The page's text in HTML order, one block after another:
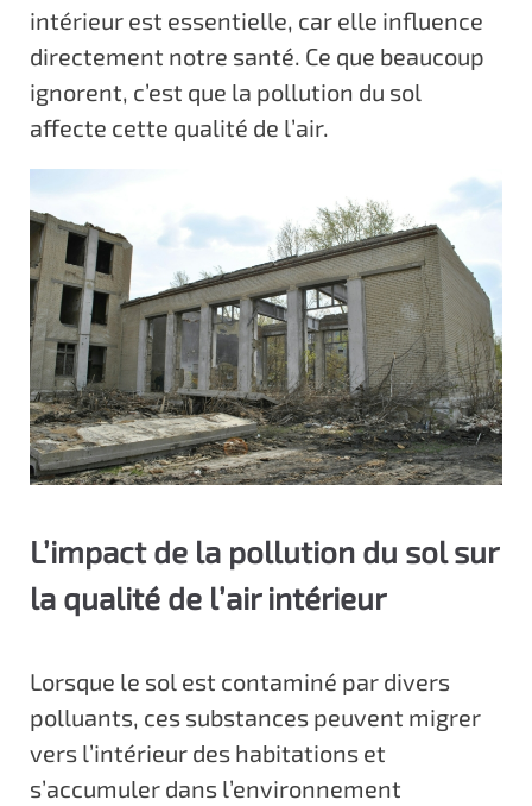
intérieur est essentielle, car elle influence
directement notre santé. Ce que beaucoup
ignorent, c’est que la pollution du sol
affecte cette qualité de l’air.
L’impact de la pollution du sol sur
la qualité de l’air intérieur
Lorsque le sol est contaminé par divers
polluants, ces substances peuvent migrer
vers l’intérieur des habitations et
s’accumuler dans l’environnement